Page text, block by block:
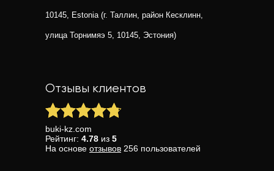
10145, Estonia (г. Таллин, район Кесклинн,
улица Торнимяэ 5, 10145, Эстония)
Отзывы клиентов
buki-kz.com
Рейтинг: 4.78 из 5
На основе отзывов 256 пользователей